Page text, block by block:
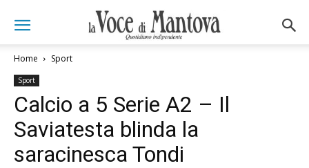
Home Sport
Sport
Calcio a 5 Serie A2 – Il
Saviatesta blinda la
saracinesca Tondi